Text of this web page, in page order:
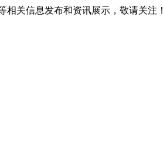
相关信息发布和资讯展示，敬请关注！